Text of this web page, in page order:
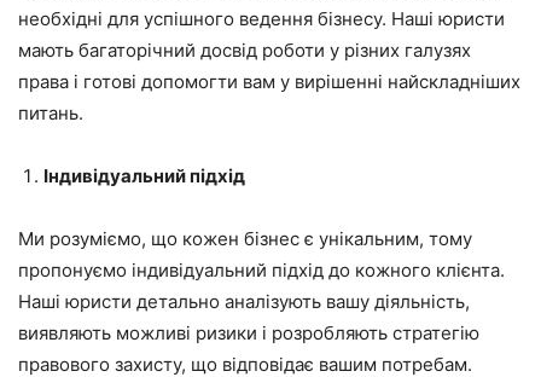
необхідні для успішного ведення бізнесу. Наші юристи
мають багаторічний досвід роботи у різних галузях
права і готові допомогти вам у вирішенні найскладніших
питань.
Індивідуальний підхід
Ми розуміємо, що кожен бізнес є унікальним, тому
пропонуємо індивідуальний підхід до кожного клієнта.
Наші юристи детально аналізують вашу діяльність,
виявляють можливі ризики і розробляють стратегію
правового захисту, що відповідає вашим потребам.